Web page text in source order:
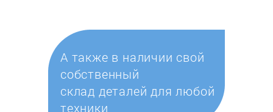
А также в наличии свой
собственный
склад деталей для любой
техники